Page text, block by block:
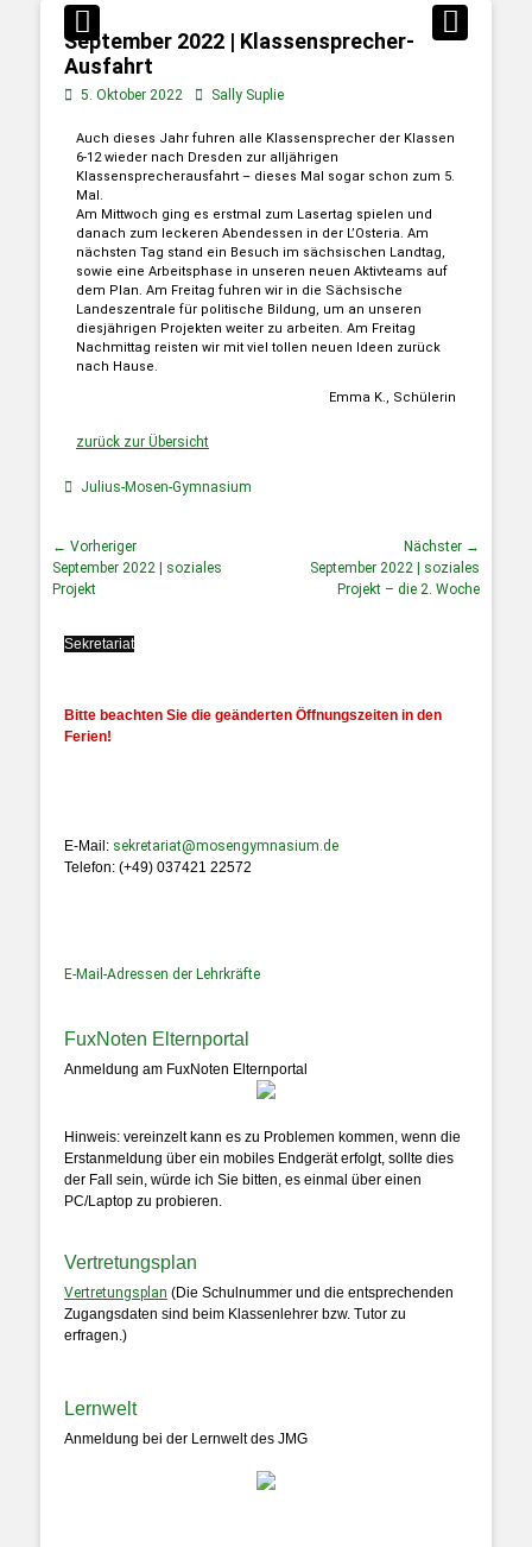
September 2022 | Klassensprecher-
Ausfahrt
5. Oktober 2022 Sally Suplie
Auch dieses Jahr fuhren alle Klassensprecher der Klassen
6-12 wieder nach Dresden zur alljährigen
Klassensprecherausfahrt – dieses Mal sogar schon zum 5.
Mal.
Am Mittwoch ging es erstmal zum Lasertag spielen und
danach zum leckeren Abendessen in der L’Osteria. Am
nächsten Tag stand ein Besuch im sächsischen Landtag,
sowie eine Arbeitsphase in unseren neuen Aktivteams auf
dem Plan. Am Freitag fuhren wir in die Sächsische
Landeszentrale für politische Bildung, um an unseren
diesjährigen Projekten weiter zu arbeiten. Am Freitag
Nachmittag reisten wir mit viel tollen neuen Ideen zurück
nach Hause.
Emma K., Schülerin
zurück zur Übersicht
Julius-Mosen-Gymnasium
← Vorheriger
September 2022 | soziales
Projekt
Nächster →
September 2022 | soziales
Projekt – die 2. Woche
Sekretariat
Bitte beachten Sie die geänderten Öffnungszeiten in den
Ferien!
E-Mail: sekretariat@mosengymnasium.de
Telefon: (+49) 037421 22572
E-Mail-Adressen der Lehrkräfte
FuxNoten Elternportal
Anmeldung am FuxNoten Elternportal
Hinweis: vereinzelt kann es zu Problemen kommen, wenn die
Erstanmeldung über ein mobiles Endgerät erfolgt, sollte dies
der Fall sein, würde ich Sie bitten, es einmal über einen
PC/Laptop zu probieren.
Vertretungsplan
Vertretungsplan (Die Schulnummer und die entsprechenden
Zugangsdaten sind beim Klassenlehrer bzw. Tutor zu
erfragen.)
Lernwelt
Anmeldung bei der Lernwelt des JMG